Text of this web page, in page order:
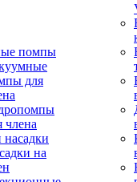
помпы
для
члена
насадки
на